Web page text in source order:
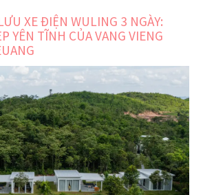
XE ĐIỆN WULING 3 NGÀY:
YÊN TĨNH CỦA VANG VIENG